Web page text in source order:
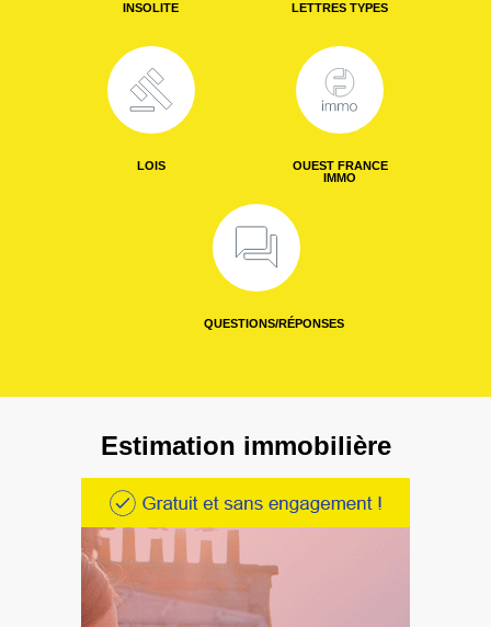
INSOLITE LETTRES TYPES
LOIS
OUEST FRANCE
IMMO
QUESTIONS/RÉPONSES
Estimation immobilière